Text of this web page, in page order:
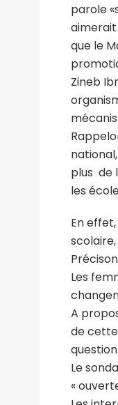
parole
que le
Zineb
plus de
les
En
Les
A
de cette
question.
Le
«